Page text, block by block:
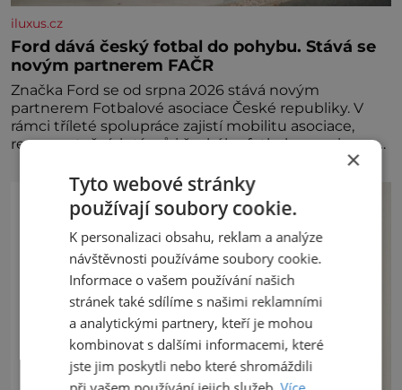
iluxus.cz
Ford dává český fotbal do pohybu. Stává se
novým partnerem FAČR
Značka Ford se od srpna 2026 stává novým
partnerem Fotbalové asociace České republiky. V
rámci tříleté spolupráce zajistí mobilitu asociace,
reprezentačních týmů i českého fotbalu v regionech.
×
Tyto webové stránky
používají soubory cookie.
K personalizaci obsahu, reklam a analýze
návštěvnosti používáme soubory cookie.
Informace o vašem používání našich
stránek také sdílíme s našimi reklamními
a analytickými partnery, kteří je mohou
kombinovat s dalšími informacemi, které
jste jim poskytli nebo které shromáždili